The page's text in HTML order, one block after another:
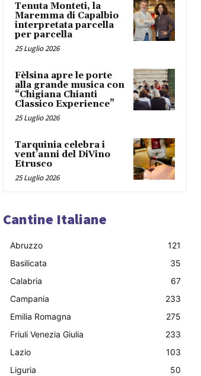
Tenuta Monteti, la
Maremma di Capalbio
interpretata parcella
per parcella
25 Luglio 2026
Fèlsina apre le porte
alla grande musica con
“Chigiana Chianti
Classico Experience”
25 Luglio 2026
Tarquinia celebra i
vent’anni del DiVino
Etrusco
25 Luglio 2026
Cantine Italiane
Abruzzo
121
Basilicata
35
Calabria
67
Campania
233
Emilia Romagna
275
Friuli Venezia Giulia
233
Lazio
103
Liguria
50